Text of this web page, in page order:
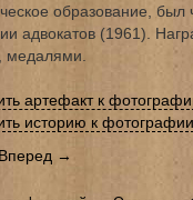
образование, был
адвокатов (1961).
медалями.
артефакт к
историю к фотографии
Вперед →